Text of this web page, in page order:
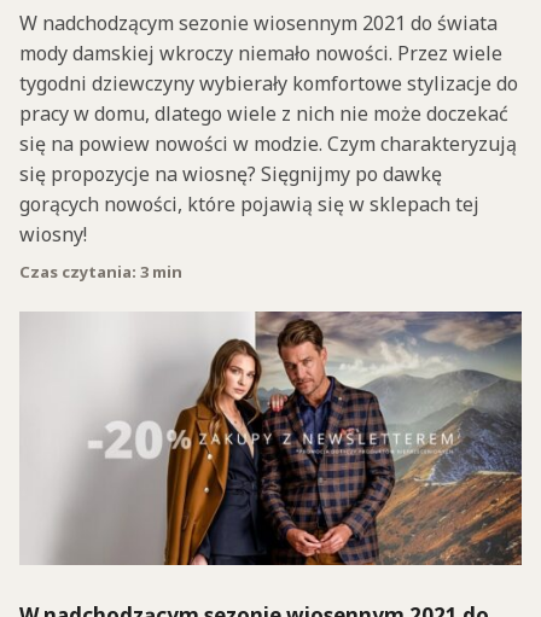
W nadchodzącym sezonie wiosennym 2021 do świata
mody damskiej wkroczy niemało nowości. Przez wiele
tygodni dziewczyny wybierały komfortowe stylizacje do
pracy w domu, dlatego wiele z nich nie może doczekać
się na powiew nowości w modzie. Czym charakteryzują
się propozycje na wiosnę? Sięgnijmy po dawkę
gorących nowości, które pojawią się w sklepach tej
wiosny!
Czas czytania: 3 min